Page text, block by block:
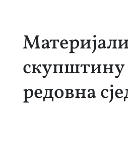
скупштину
редовна